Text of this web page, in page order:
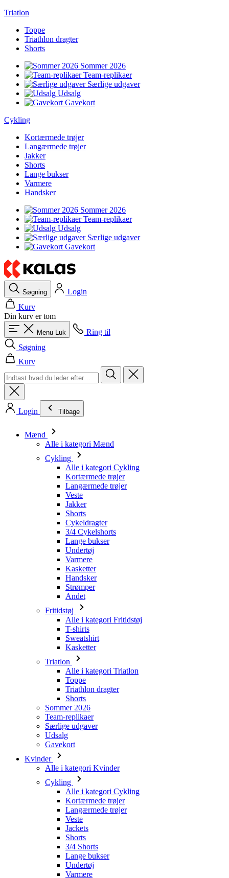
Triatlon
Toppe
Triathlon dragter
Shorts
Sommer 2026
Team-replikaer
Særlige udgaver
Udsalg
Gavekort
Cykling
Kortærmede trøjer
Langærmede trøjer
Jakker
Shorts
Lange bukser
Varmere
Handsker
Sommer 2026
Team-replikaer
Udsalg
Særlige udgaver
Gavekort
Søgning
Login
Kurv
Din kurv er tom
Menu Luk
Ring til
Søgning
Kurv
Login Tilbage
Mænd
Alle i kategori Mænd
Cykling
Alle i kategori Cykling
Kortærmede trøjer
Langærmede trøjer
Veste
Jakker
Shorts
Cykeldragter
3/4 Cykelshorts
Lange bukser
Undertøj
Varmere
Kasketter
Handsker
Strømper
Andet
Fritidstøj
Alle i kategori Fritidstøj
T-shirts
Sweatshirt
Kasketter
Triatlon
Alle i kategori Triatlon
Toppe
Triathlon dragter
Shorts
Sommer 2026
Team-replikaer
Særlige udgaver
Udsalg
Gavekort
Kvinder
Alle i kategori Kvinder
Cykling
Alle i kategori Cykling
Kortærmede trøjer
Langærmede trøjer
Veste
Jackets
Shorts
3/4 Shorts
Lange bukser
Undertøj
Varmere